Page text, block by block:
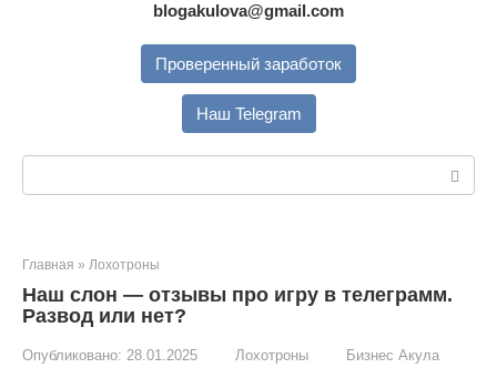
blogakulova@gmail.com
Проверенный заработок
Наш Telegram
Главная » Лохотроны
Наш слон — отзывы про игру в телеграмм.
Развод или нет?
Опубликовано: 28.01.2025 Лохотроны Бизнес Акула